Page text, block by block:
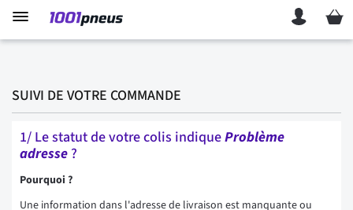
Mon
SUIVI DE VOTRE COMMANDE
1/ Le statut de votre colis indiqueProblème
adresse ?
Pourquoi ?
Une information dans l'adresse de livraison est manquante ou